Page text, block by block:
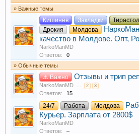
» Важные темы
Кишинёв Закладки
Дрокия
Молдова
качество в Молдове. Опт,
NarkoManMD
Ответов:
0
» Обычные темы
⚠️ Важно Отзывы и трип
NarkoManMD ... 2 3
Ответов: 15
24/7 Работа Молдова
Курьер. Зарплата от 2800$
NarkoManMD
Ответов:
–